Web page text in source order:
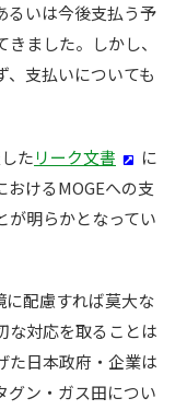
るいは今後支払う予
ました。しかし、
、支払いについても
たリーク文書
に
けるMOGEへの支
が明らかとなってい
に配慮すれば莫大な
な対応を取ることは
た日本政府・企業は
グン・ガス田につい